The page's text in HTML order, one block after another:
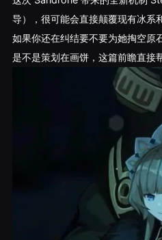
导），很可能会直接颠覆现有冰系
如果你还在纠结要不要为她掏空原
是不是策划在画饼，这篇前瞻直接